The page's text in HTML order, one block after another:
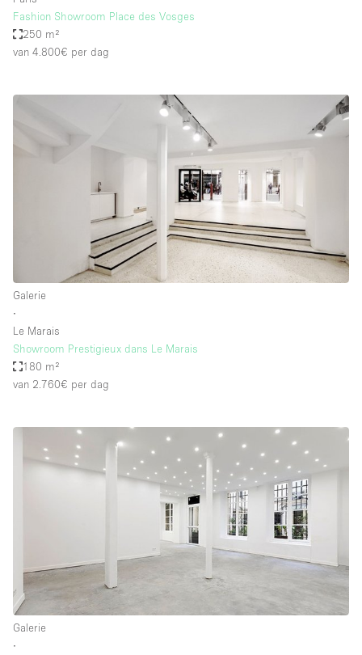
Fashion Showroom Place des Vosges
250 m²
van 4.800€ per dag
Galerie
∙
Le Marais
Showroom Prestigieux dans Le Marais
180 m²
van 2.760€ per dag
Galerie
∙